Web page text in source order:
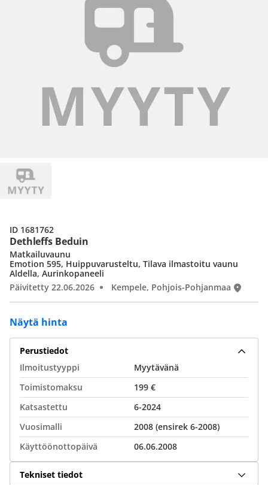
Dethleffs Beduin
Näytä hinta
Matkailuvaunu
Emotion 595, Huippuvarusteltu, Tilava ilmastoitu vaunu
Aldella, Aurinkopaneeli
Päivitetty 22.06.2026
Kempele, Pohjois-Pohjanmaa
ID 1681762
Perustiedot
Ilmoitustyyppi
Myytävänä
Toimistomaksu
199 €
Katsastettu
6-2024
Vuosimalli
2008 (ensirek 6-2008)
Käyttöönottopäivä
06.06.2008
Tekniset tiedot